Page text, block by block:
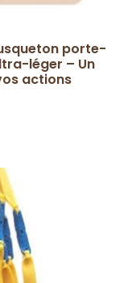
porte-
léger – Un
actions